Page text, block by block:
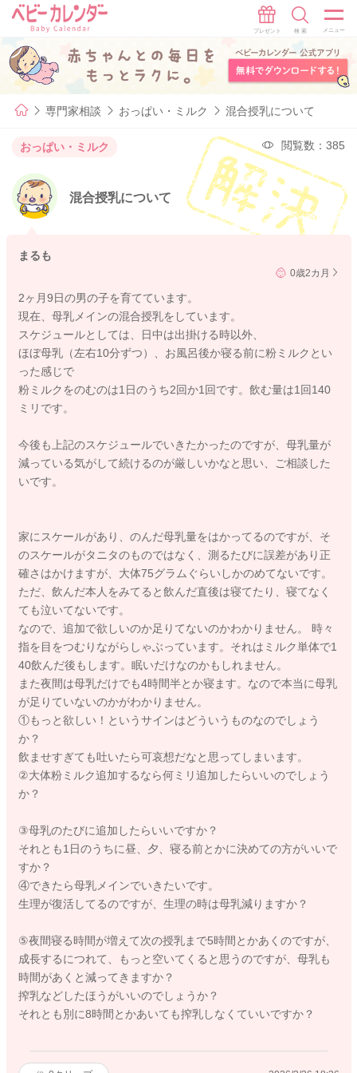
専門家相談 おっぱい・ミルク 混合授乳について
おっぱい・ミルク 閲覧数：385
混合授乳について
まるも
0歳2カ月
2ヶ月9日の男の子を育てています。
現在、母乳メインの混合授乳をしています。
スケジュールとしては、日中は出掛ける時以外、
ほぼ母乳（左右10分ずつ）、お風呂後か寝る前に粉ミルクとい
った感じで
粉ミルクをのむのは1日のうち2回か1回です。飲む量は1回140
ミリです。
今後も上記のスケジュールでいきたかったのですが、母乳量が
減っている気がして続けるのが厳しいかなと思い、ご相談した
いです。
家にスケールがあり、のんだ母乳量をはかってるのですが、そ
のスケールがタニタのものではなく、測るたびに誤差があり正
確さはかけますが、大体75グラムぐらいしかのめてないです。
ただ、飲んだ本人をみてると飲んだ直後は寝てたり、寝てなく
ても泣いてないです。
なので、追加で欲しいのか足りてないのかわかりません。 時々
指を目をつむりながらしゃぶっています。それはミルク単体で1
40飲んだ後もします。眠いだけなのかもしれません。
また夜間は母乳だけでも4時間半とか寝ます。なので本当に母乳
が足りていないのかがわかりません。
①もっと欲しい！というサインはどういうものなのでしょう
か？
飲ませすぎても吐いたら可哀想だなと思ってしまいます。
②大体粉ミルク追加するなら何ミリ追加したらいいのでしょう
か？
③母乳のたびに追加したらいいですか？
それとも1日のうちに昼、夕、寝る前とかに決めての方がいいで
すか？
④できたら母乳メインでいきたいです。
生理が復活してるのですが、生理の時は母乳減りますか？
⑤夜間寝る時間が増えて次の授乳まで5時間とかあくのですが、
成長するにつれて、もっと空いてくると思うのですが、母乳も
時間があくと減ってきますか？
搾乳などしたほうがいいのでしょうか？
それとも別に8時間とかあいても搾乳しなくていいですか？